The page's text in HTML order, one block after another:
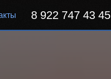
8 922 747 43 45